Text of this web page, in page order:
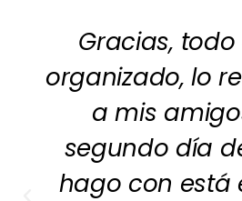
Gracias,
organizado, lo
a mis
segundo día
hago con está